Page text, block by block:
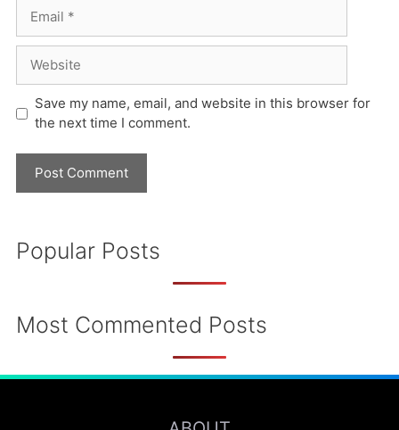
Save my name, email, and website in this browser for
the next time I comment.
Popular Posts
Most Commented Posts